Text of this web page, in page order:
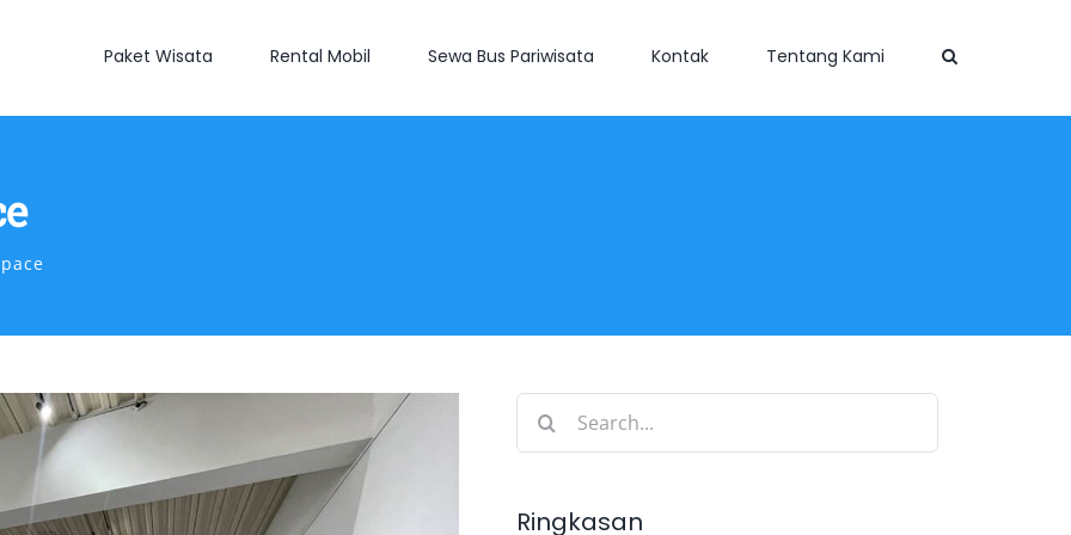
Paket Wisata Rental Mobil Sewa Bus Pariwisata Kontak Tentang Kami
Search
Ringkasan